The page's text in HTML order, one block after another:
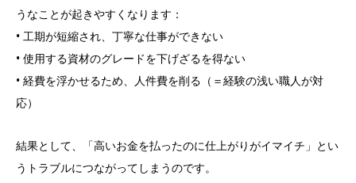
うなことが起きやすくなります：
• 工期が短縮され、丁寧な仕事ができない
• 使用する資材のグレードを下げざるを得ない
• 経費を浮かせるため、人件費を削る（＝経験の浅い職人が対
応）
結果として、「高いお金を払ったのに仕上がりがイマイチ」とい
うトラブルにつながってしまうのです。